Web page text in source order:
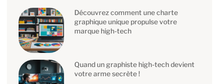
Découvrez comment une charte
graphique unique propulse votre
marque high-tech
Quand un graphiste high-tech devient
votre arme secrète !